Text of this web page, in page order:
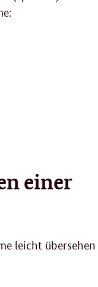
einer
leicht übersehen